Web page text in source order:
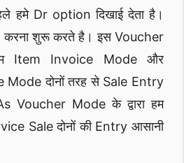
हमे Dr option दिखाई देता है।
करना शुरू करते है। इस Voucher
Item Invoice Mode और
दोनों तरह से Sale Entry
Voucher Mode के द्वारा हम
Sale दोनों की Entry आसानी